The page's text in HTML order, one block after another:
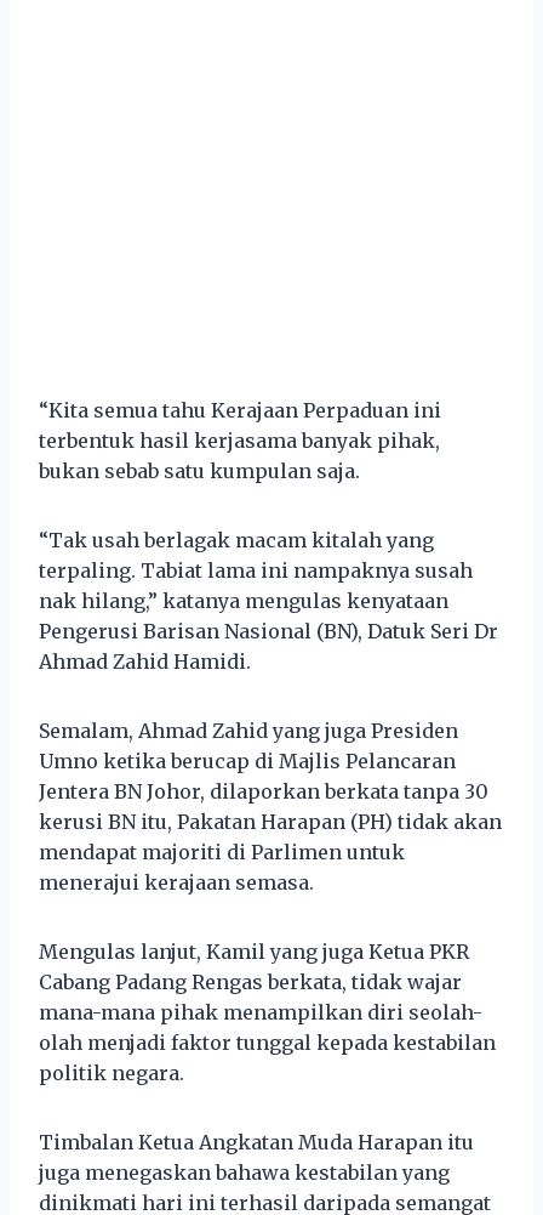
“Kita semua tahu Kerajaan Perpaduan ini
terbentuk hasil kerjasama banyak pihak,
bukan sebab satu kumpulan saja.
“Tak usah berlagak macam kitalah yang
terpaling. Tabiat lama ini nampaknya susah
nak hilang,” katanya mengulas kenyataan
Pengerusi Barisan Nasional (BN), Datuk Seri Dr
Ahmad Zahid Hamidi.
Semalam, Ahmad Zahid yang juga Presiden
Umno ketika berucap di Majlis Pelancaran
Jentera BN Johor, dilaporkan berkata tanpa 30
kerusi BN itu, Pakatan Harapan (PH) tidak akan
mendapat majoriti di Parlimen untuk
menerajui kerajaan semasa.
Mengulas lanjut, Kamil yang juga Ketua PKR
Cabang Padang Rengas berkata, tidak wajar
mana-mana pihak menampilkan diri seolah-
olah menjadi faktor tunggal kepada kestabilan
politik negara.
Timbalan Ketua Angkatan Muda Harapan itu
juga menegaskan bahawa kestabilan yang
dinikmati hari ini terhasil daripada semangat